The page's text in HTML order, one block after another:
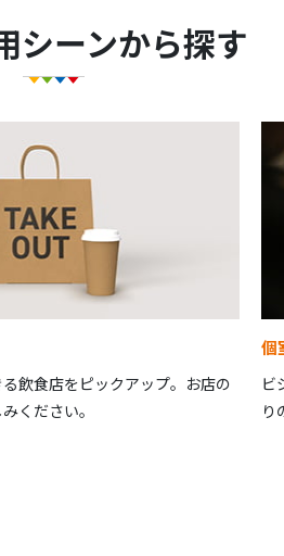
シーンから探す
飲食店をピックアップ。お店の
ください。
個
ビ
り